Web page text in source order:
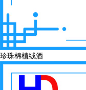
珍珠棉植绒酒